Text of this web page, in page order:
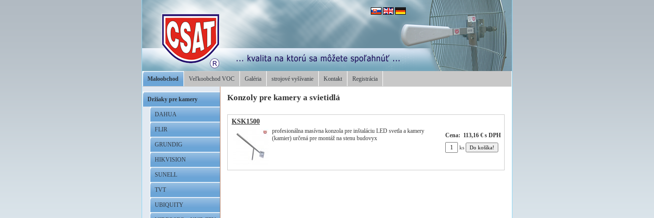
Maloobchod Veľkoobchod VOC Galéria strojové vyšívanie Kontakt Registrácia
Držiaky pre kamery
DAHUA
FLIR
GRUNDIG
HIKVISION
SUNELL
TVT
UBIQUITY
Konzoly pre kamery a svietidlá
KSK1500
Cena: 113,16 € s DPH
ks
profesionálna masívna konzola pre inštaláciu LED svetla a kamery
(kamier) určená pre montáž na stenu budovyx